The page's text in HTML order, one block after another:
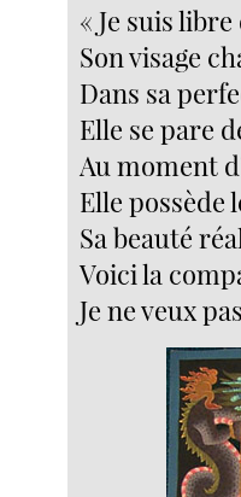
« Je suis
Son visage
Dans sa
Elle se pare
Au moment
Elle possède
Sa beauté
Voici la
Je ne veux